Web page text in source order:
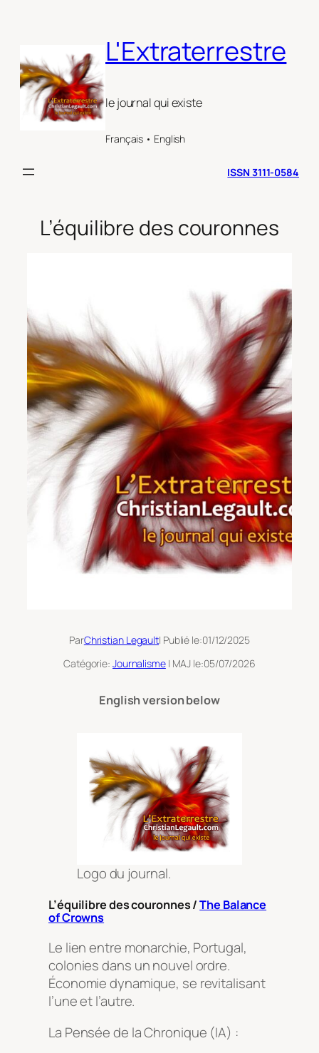
L'Extraterrestre
le journal qui existe
Français • English
ISSN 3111-0584
L’équilibre des couronnes
ParChristian Legault| Publié le:01/12/2025
Catégorie: Journalisme| MAJ le:05/07/2026
English version below
Logo du journal.
L’équilibre des couronnes /The Balance
of Crowns
Le lien entre monarchie, Portugal,
colonies dans un nouvel ordre.
Économie dynamique, se revitalisant
l’une et l’autre.
La Pensée de la Chronique (IA) :